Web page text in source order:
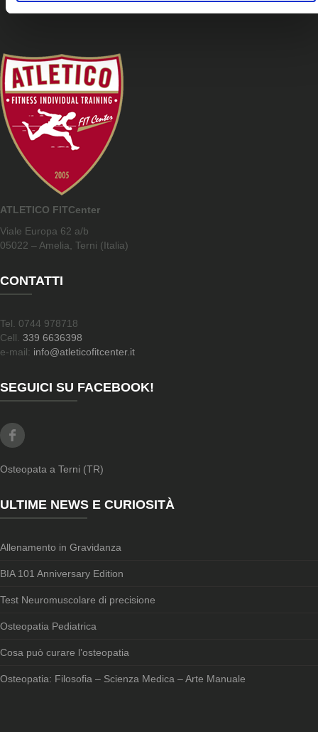
ATLETICO FITCenter
Viale Europa 62 a/b
05022 – Amelia, Terni (Italia)
CONTATTI
Tel. 0744 978718
Cell. 339 6636398
e-mail: info@atleticofitcenter.it
SEGUICI SU FACEBOOK!
Osteopata a Terni (TR)
ULTIME NEWS E CURIOSITÀ
Allenamento in Gravidanza
BIA 101 Anniversary Edition
Test Neuromuscolare di precisione
Osteopatia Pediatrica
Cosa può curare l’osteopatia
Osteopatia: Filosofia – Scienza Medica – Arte Manuale